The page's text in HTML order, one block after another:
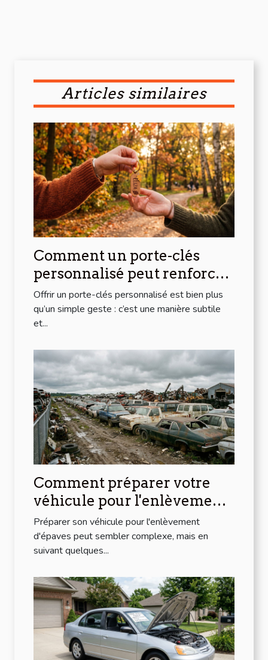
Articles similaires
Comment un porte-clés
personnalisé peut renforcer
les liens d'amitié ?
Offrir un porte-clés personnalisé est bien plus
qu’un simple geste : c’est une manière subtile
et...
Comment préparer votre
véhicule pour l'enlèvement
d'épaves ?
Préparer son véhicule pour l'enlèvement
d'épaves peut sembler complexe, mais en
suivant quelques...